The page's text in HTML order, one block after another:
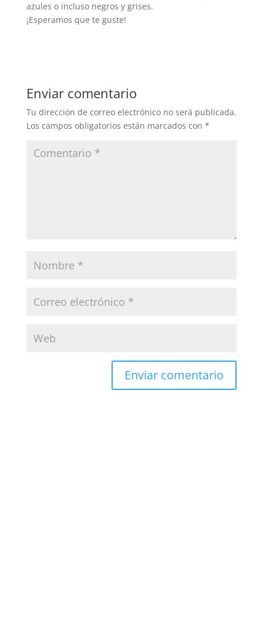
azules o incluso negros y grises.
¡Esperamos que te guste!
Enviar comentario
Tu dirección de correo electrónico no será publicada.
Los campos obligatorios están marcados con *